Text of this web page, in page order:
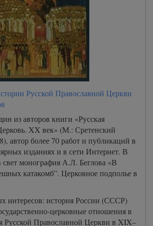
0000000012
0000000013
0000000014
0000000015
0000000016
0000000017
0000000018
0000000019
0000000020
0000000021
0000000022
0000000023
0000000024
0000000025
Русской Православной Церкви
из авторов книги «Русская
XX век» (М.: Сретенский
автор более 70 работ и публикаций в
изданиях и в сети Интернет. В
монография А.Л. Беглова «В
катакомб”. Церковное подполье в
интересов: история России (СССР)
церковные отношения в
Русской Православной Церкви в XIX–